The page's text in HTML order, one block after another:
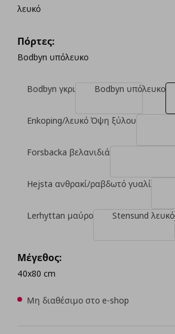
λευκό
Πόρτες:
Bodbyn υπόλευκο
Bodbyn γκρι Bodbyn υπόλευκο
Enkoping/λευκό Όψη ξύλου
Forsbacka βελανιδιά
Hejsta ανθρακί/ραβδωτό γυαλί
Lerhyttan μαύρο Stensund λευκό
Μέγεθος:
40x80 cm
Μη διαθέσιμο στο e-shop